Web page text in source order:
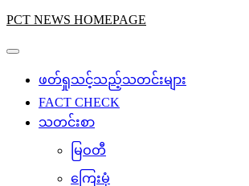
PCT NEWS HOMEPAGE
ဖတ်ရှုသင့်သည့်သတင်းများ
FACT CHECK
သတင်းစာ
မြဝတီ
ကြေးမုံ